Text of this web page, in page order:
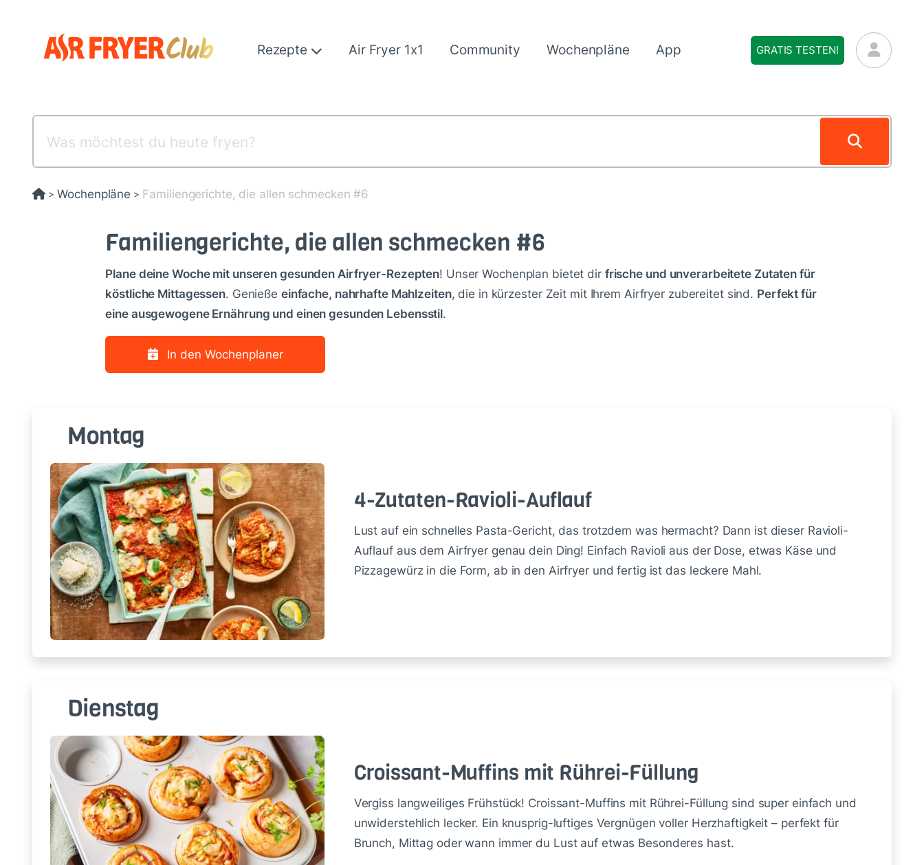
Rezepte Air Fryer 1x1 Community Wochenpläne App GRATIS TESTEN!
> Wochenpläne > Familiengerichte, die allen schmecken #6
Familiengerichte, die allen schmecken #6
Plane deine Woche mit unseren gesunden Airfryer-Rezepten! Unser Wochenplan bietet dir frische und unverarbeitete Zutaten für
köstliche Mittagessen. Genieße einfache, nahrhafte Mahlzeiten, die in kürzester Zeit mit Ihrem Airfryer zubereitet sind. Perfekt für
eine ausgewogene Ernährung und einen gesunden Lebensstil.
In den Wochenplaner
Montag
4-Zu­ta­ten-Ra­vi­o­li-Auf­lauf
Lust auf ein schnelles Pasta-Gericht, das trotzdem was hermacht? Dann ist dieser Ravioli-
Auflauf aus dem Airfryer genau dein Ding! Einfach Ravioli aus der Dose, etwas Käse und
Pizzagewürz in die Form, ab in den Airfryer und fertig ist das leckere Mahl.
Dienstag
Crois­sant-Muf­fins mit Rührei-Fül­lung
Vergiss langweiliges Frühstück! Croissant-Muffins mit Rührei-Füllung sind super einfach und
unwiderstehlich lecker. Ein knusprig-luftiges Vergnügen voller Herzhaftigkeit – perfekt für
Brunch, Mittag oder wann immer du Lust auf etwas Besonderes hast.